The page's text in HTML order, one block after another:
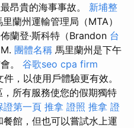
昂貴的海事事故。 新埔整
里蘭州運輸管理局（MTA）
蘭登·斯科特（Brandon 台
M. 團體名稱 馬里蘭州是下午
。 谷歌seo cpa firm
，以使用戶體驗更有效。
所有服務使您的假期獨特
證第一頁 推拿 證照 推拿 證
館，但也可以嘗試水上運